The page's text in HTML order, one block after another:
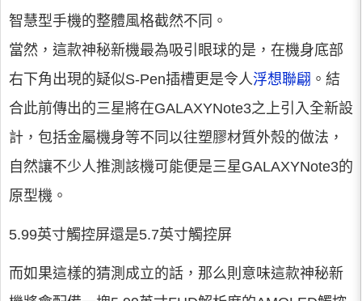
智慧型手機的整體風格截然不同。
當然，這款神秘新機最為吸引眼球的是，在機身底部
右下角出現的疑似S-Pen插槽更是令人浮想聯翩 。結
合此前傳出的三星將在GALAXYNote3之上引入全新設
計，包括金屬機身等不同以往塑膠材質外殼的做法，
自然讓不少人推測該機可能便是三星GALAXYNote3的
原型機。
5.99英寸觸控屏還是5.7英寸觸控屏
而如果這樣的猜測成立的話，那么則意味這款神秘新